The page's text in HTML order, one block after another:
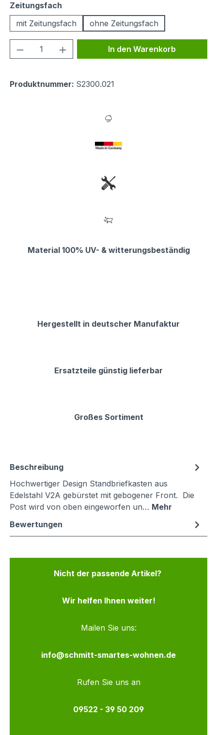
Zeitungsfach
mit Zeitungsfach
ohne Zeitungsfach
Produkt Anzahl: Gib denIn den Warenkorb
Produktnummer: S2300.021
Material 100% UV- & witterungsbeständig
Hergestellt in deutscher Manufaktur
Ersatzteile günstig lieferbar
Großes Sortiment
Beschreibung
Hochwertiger Design Standbriefkasten aus
Edelstahl V2A gebürstet mit gebogener Front. Die
Post wird von oben eingeworfen un… Mehr
Bewertungen
Nicht der passende Artikel?
Wir helfen Ihnen weiter!
Mailen Sie uns:
info@schmitt-smartes-wohnen.de
Rufen Sie uns an
09522 - 39 50 209